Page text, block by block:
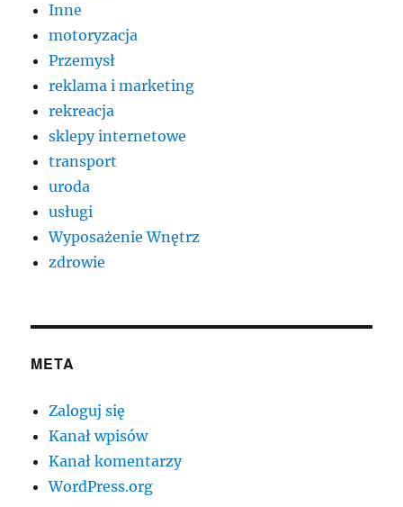
Inne
motoryzacja
Przemysł
reklama i marketing
rekreacja
sklepy internetowe
transport
uroda
usługi
Wyposażenie Wnętrz
zdrowie
META
Zaloguj się
Kanał wpisów
Kanał komentarzy
WordPress.org